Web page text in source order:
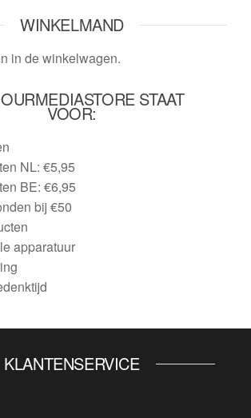
WINKELMAND
in de winkelwagen.
STAAT
VOOR:
NL: €5,95
BE: €6,95
bij €50
apparatuur
KLANTENSERVICE